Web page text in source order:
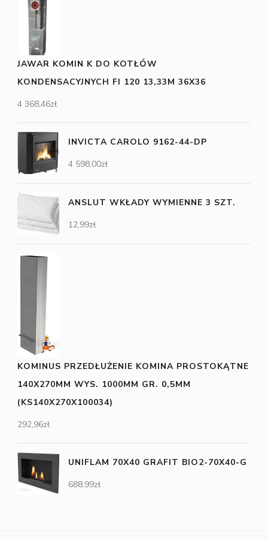
JAWAR KOMIN K DO KOTŁÓW
KONDENSACYJNYCH FI 120 13,33M 36X36
4 368,46zł
INVICTA CAROLO 9162-44-DP
4 598,00zł
ANSLUT WKŁADY WYMIENNE 3 SZT.
12,99zł
KOMINUS PRZEDŁUŻENIE KOMINA PROSTOKĄTNE
140X270MM WYS. 1000MM GR. 0,5MM
(KS140X270X100034)
292,96zł
UNIFLAM 70X40 GRAFIT BIO2-70X40-G
688,99zł